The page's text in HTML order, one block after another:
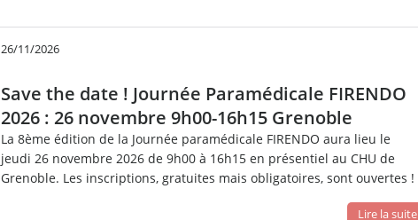
26/11/2026
Save the date ! Journée Paramédicale FIRENDO
2026 : 26 novembre 9h00-16h15 Grenoble
La 8ème édition de la Journée paramédicale FIRENDO aura lieu le
jeudi 26 novembre 2026 de 9h00 à 16h15 en présentiel au CHU de
Grenoble. Les inscriptions, gratuites mais obligatoires, sont ouvertes !
Lire la suite